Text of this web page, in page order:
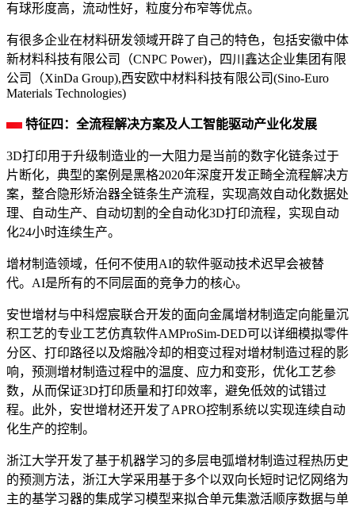
有球形度高，流动性好，粒度分布窄等优点。
有很多企业在材料研发领域开辟了自己的特色，包括安徽中体
新材料科技有限公司（CNPC Power)，四川鑫达企业集团有限
公司（XinDa Group),西安欧中材料科技有限公司(Sino-Euro
Materials Technologies)
特征四：全流程解决方案及人工智能驱动产业化发展
3D打印用于升级制造业的一大阻力是当前的数字化链条过于
片断化，典型的案例是黑格2020年深度开发正畸全流程解决方
案，整合隐形矫治器全链条生产流程，实现高效自动化数据处
理、自动生产、自动切割的全自动化3D打印流程，实现自动
化24小时连续生产。
增材制造领域，任何不使用AI的软件驱动技术迟早会被替
代。AI是所有的不同层面的竞争力的核心。
安世增材与中科煜宸联合开发的面向金属增材制造定向能量沉
积工艺的专业工艺仿真软件AMProSim-DED可以详细模拟零件
分区、打印路径以及熔融冷却的相变过程对增材制造过程的影
响，预测增材制造过程中的温度、应力和变形，优化工艺参
数，从而保证3D打印质量和打印效率，避免低效的试错过
程。此外，安世增材还开发了APRO控制系统以实现连续自动
化生产的控制。
浙江大学开发了基于机器学习的多层电弧增材制造过程热历史
的预测方法，浙江大学采用基于多个以双向长短时记忆网络为
主的基学习器的集成学习模型来拟合单元集激活顺序数据与单